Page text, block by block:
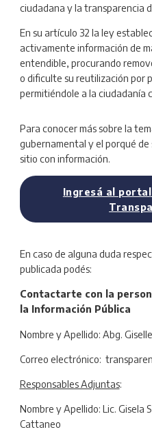
ciudadana y la transparencia
En su artículo 32 la ley
activamente información de
entendible, procurando
o dificulte su reutilización por
permitiéndole a la ciudadanía
Para conocer más sobre la
gubernamental y el porqué
sitio con información.
Ingresá al
En caso de alguna duda
publicada podés:
Contactarte con la
la Información Pública
Nombre y Apellido: Abg.
Correo electrónico:
Responsables Adjuntas:
Nombre y Apellido: Lic. Gisela
Cattaneo